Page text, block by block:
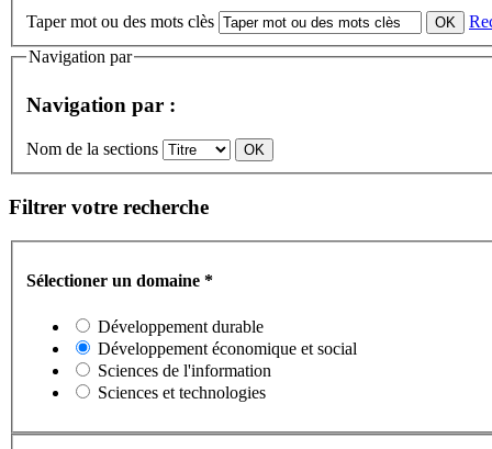
Taper mot ou des mots clès
Navigation par
Navigation par :
Nom de la sections
Filtrer votre recherche
Sélectioner un domaine *
Développement durable
Développement économique et social
Sciences de l'information
Sciences et technologies